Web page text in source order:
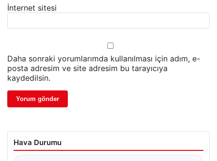
İnternet sitesi
Daha sonraki yorumlarımda kullanılması için adım, e-
posta adresim ve site adresim bu tarayıcıya
kaydedilsin.
Hava Durumu